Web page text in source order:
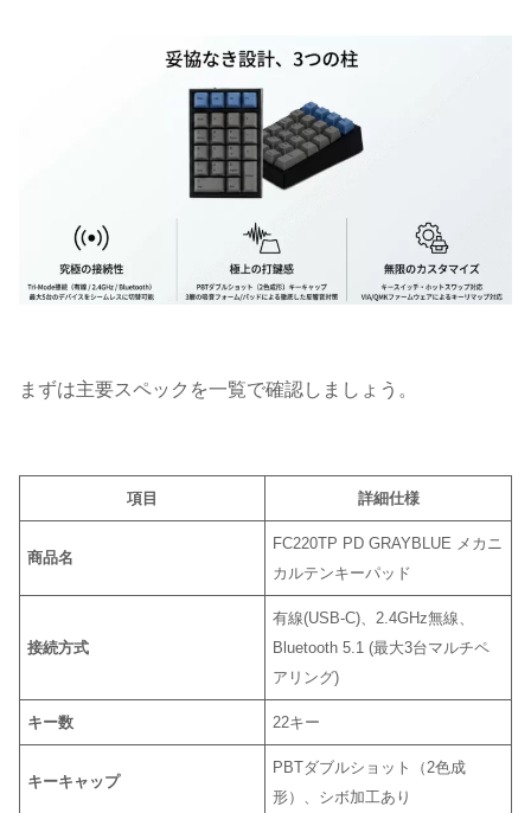
まずは主要スペックを一覧で確認しましょう。
項目 詳細仕様
商品名
FC220TP PD GRAYBLUE メカニ
カルテンキーパッド
接続方式
有線(USB-C)、2.4GHz無線、
Bluetooth 5.1 (最大3台マルチペ
アリング)
キー数 22キー
キーキャップ
PBTダブルショット（2色成
形）、シボ加工あり